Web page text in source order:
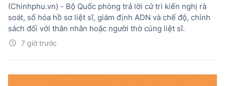
7 giờ trước
(Chinhphu.vn) - Bộ Quốc phòng trả lời cử tri kiến nghị rà
soát, số hóa hồ sơ liệt sĩ, giám định ADN và chế độ, chính
sách đối với thân nhân hoặc người thờ cúng liệt sĩ.